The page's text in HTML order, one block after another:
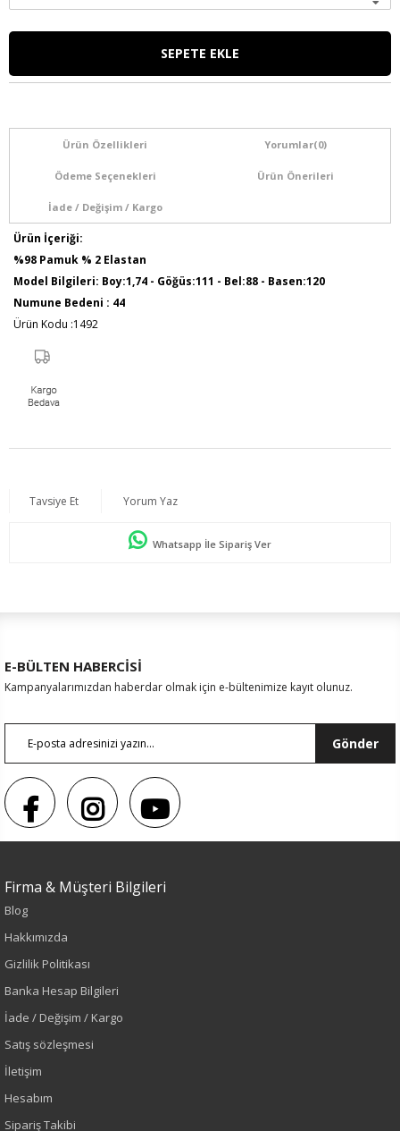
Ürün Özellikleri Yorumlar(0)
Ödeme Seçenekleri Ürün Önerileri
İade / Değişim / Kargo
Ürün İçeriği:
%98 Pamuk % 2 Elastan
Model Bilgileri: Boy:1,74 - Göğüs:111 - Bel:88 - Basen:120
Numune Bedeni : 44
Ürün Kodu :1492
Renk
Sezon
Yaş Grubu
Tavsiye Et Yorum Yaz
Whatsapp İle Sipariş Ver
E-BÜLTEN HABERCİSİ
Kampanyalarımızdan haberdar olmak için e-bültenimize kayıt olunuz.
Gönder
Firma & Müşteri Bilgileri
Blog
Hakkımızda
Gizlilik Politikası
Banka Hesap Bilgileri
İade / Değişim / Kargo
Satış sözleşmesi
İletişim
Hesabım
Sipariş Takibi